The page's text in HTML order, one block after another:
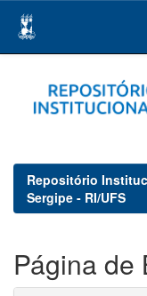
navigation
Repositório
Sergipe - RI/UFS
Página de